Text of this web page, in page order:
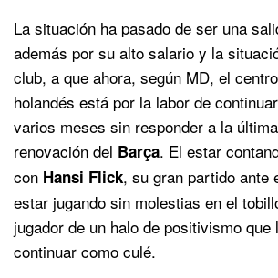
La situación ha pasado de ser una
además por su alto salario y la
club, a que ahora, según MD, el
holandés está por la labor de
varios meses sin responder a la
renovación del Barça. El estar
con Hansi Flick, su gran partido ante
estar jugando sin molestias en el
jugador de un halo de positivismo que
continuar como culé.